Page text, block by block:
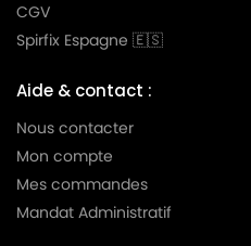
CGV
Spirfix Espagne 🇪🇸
Aide & contact :
Nous contacter
Mon compte
Mes commandes
Mandat Administratif